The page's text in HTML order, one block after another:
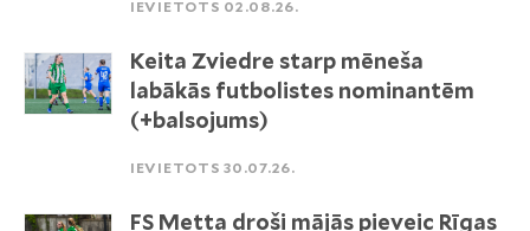
IEVIETOTS 02.08.26.
Keita Zviedre starp mēneša
labākās futbolistes nominantēm
(+balsojums)
IEVIETOTS 30.07.26.
FS Metta droši mājās pieveic Rīgas